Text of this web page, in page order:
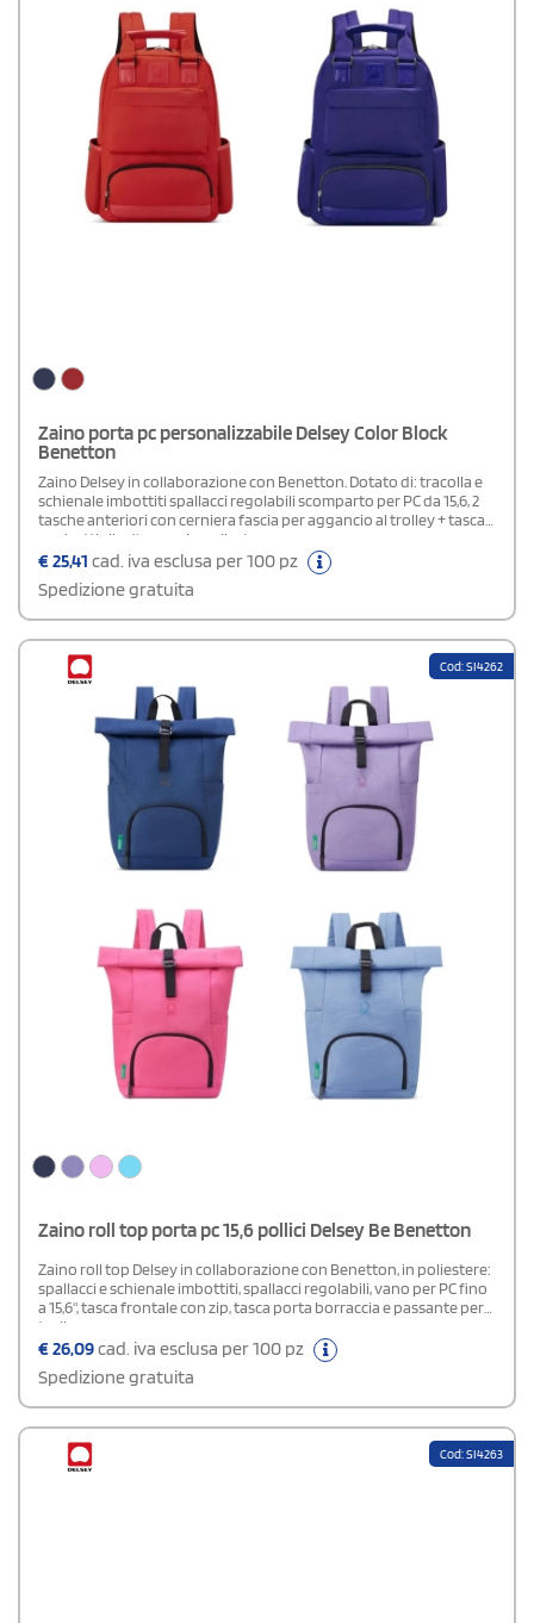
Zaino porta pc personalizzabile Delsey Color Block
Benetton
Zaino Delsey in collaborazione con Benetton. Dotato di: tracolla e
schienale imbottiti spallacci regolabili scomparto per PC da 15,6, 2
tasche anteriori con cerniera fascia per aggancio al trolley + tasca
per bottiglia d'acqua. In poliestere.
€25,41 cad. iva esclusa per 100 pz
Spedizione gratuita
Cod: SI4262
Zaino roll top porta pc 15,6 pollici Delsey Be Benetton
Zaino roll top Delsey in collaborazione con Benetton, in poliestere:
spallacci e schienale imbottiti, spallacci regolabili, vano per PC fino
a 15,6", tasca frontale con zip, tasca porta borraccia e passante per
trolley.
€26,09cad. iva esclusa per 100 pz
Spedizione gratuita
Cod: SI4263